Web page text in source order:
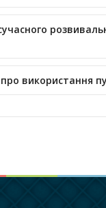
використання